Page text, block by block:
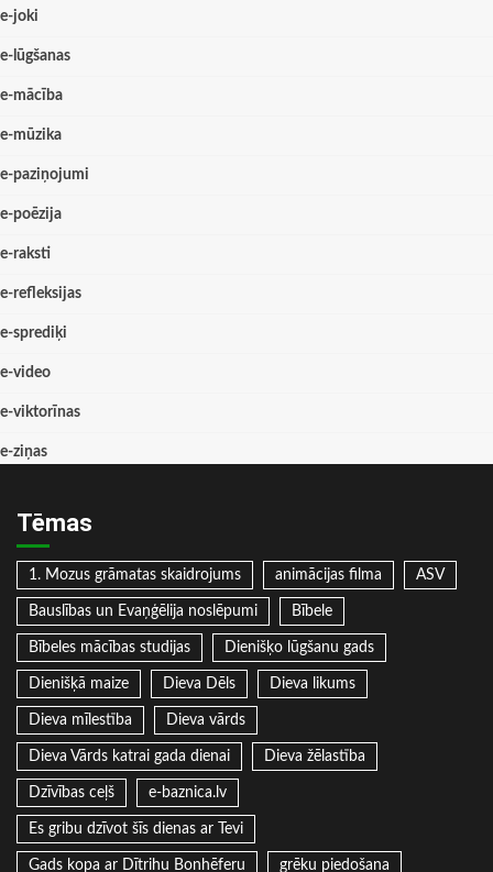
e-joki
e-lūgšanas
e-mācība
e-mūzika
e-paziņojumi
e-poēzija
e-raksti
e-refleksijas
e-sprediķi
e-video
e-viktorīnas
e-ziņas
Tēmas
1. Mozus grāmatas skaidrojums animācijas filma ASV
Bauslības un Evaņģēlija noslēpumi Bībele
Bībeles mācības studijas Dienišķo lūgšanu gads
Dienišķā maize Dieva Dēls Dieva likums
Dieva mīlestība Dieva vārds
Dieva Vārds katrai gada dienai Dieva žēlastība
Dzīvības ceļš e-baznica.lv
Es gribu dzīvot šīs dienas ar Tevi
Gads kopa ar Dītrihu Bonhēferu grēku piedošana